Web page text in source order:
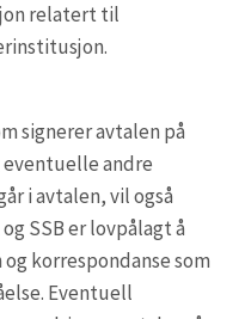
relatert til
signerer avtalen på
andre
i avtalen, vil også
SSB er lovpålagt å
korrespondanse som
Eventuell